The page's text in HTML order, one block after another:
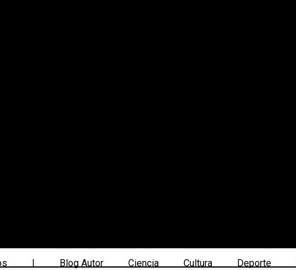
| Blog Autor Ciencia Cultura Deporte